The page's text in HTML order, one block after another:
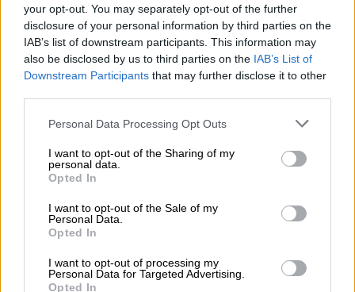
your opt-out. You may separately opt-out of the further
disclosure of your personal information by third parties on the
IAB’s list of downstream participants. This information may
also be disclosed by us to third parties on the IAB’s List of
Downstream Participants that may further disclose it to other
Please note that this website/app uses one or more Google
not limited to your visit or usage behaviour. You may click to
grant or deny consent to Google and its third-party tags to
use your data for below specified purposes in below Google
consent section.
Personal Data Processing Opt Outs
I want to opt-out of the Sharing of my
personal data.
Opted In
I want to opt-out of the Sale of my
Personal Data.
Opted In
I want to opt-out of processing my
Personal Data for Targeted Advertising.
Opted In
Κυβερνητικές πηγές αναφέρουν ότι δεν
τίθεται θέμα για την παραμονή του στο
κυβερνητικό σχήμα καθώς όπως τονίζεται
ήτανο μόνος Υπουργός που διαφώνησεαπό
την αρχή και σήμερα εξέφρασε τη διαφωνία
«Διαφωνώ επί της αρχής με το νομοσχέδιο
και κατά τη γνώμη μου από το
πηγάζει μια έννοια της οικογένειας που δεν
μπορεί να αλλάξει. Δεν θέλω να
κυβέρνηση για αυτό θα απέχω από την